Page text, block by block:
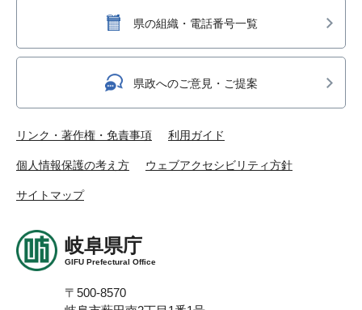
県の組織・電話番号一覧
県政へのご意見・ご提案
リンク・著作権・免責事項 利用ガイド
個人情報保護の考え方 ウェブアクセシビリティ方針
サイトマップ
岐阜県庁
GIFU Prefectural Office
〒500-8570